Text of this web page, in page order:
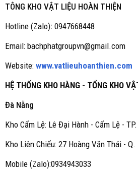
TÔNG KHO VẬT LIỆU HOÀN THIỆN
Hotline (Zalo): 0947668448
Email: bachphatgroupvn@gmail.com
Website: www.vatlieuhoanthien.com
HỆ THỐNG KHO HÀNG - TỔNG KHO
Đà Nẵng
Kho Cẩm Lệ: Lê Đại Hành - Cẩm Lệ - TP.
Kho Liên Chiểu: 27 Hoàng Văn Thái -
Mobile (Zalo):0934943033